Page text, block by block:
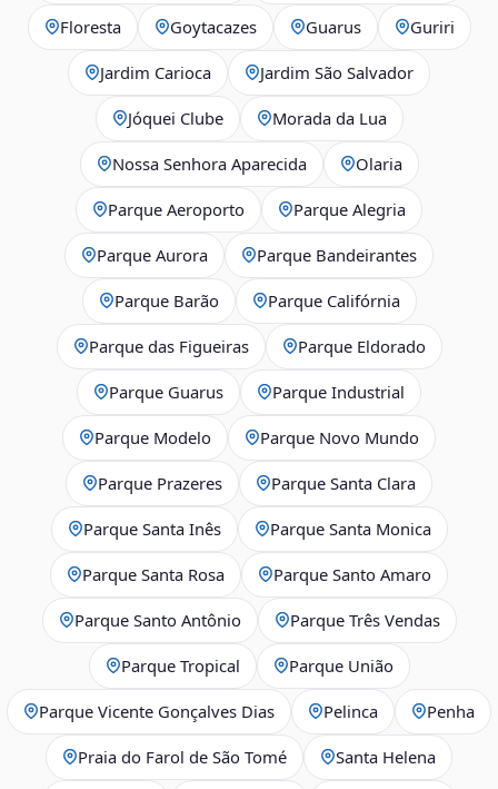
Floresta Goytacazes Guarus Guriri
Jardim Carioca Jardim São Salvador
Jóquei Clube Morada da Lua
Nossa Senhora Aparecida Olaria
Parque Aeroporto Parque Alegria
Parque Aurora Parque Bandeirantes
Parque Barão Parque Califórnia
Parque das Figueiras Parque Eldorado
Parque Guarus Parque Industrial
Parque Modelo Parque Novo Mundo
Parque Prazeres Parque Santa Clara
Parque Santa Inês Parque Santa Monica
Parque Santa Rosa Parque Santo Amaro
Parque Santo Antônio Parque Três Vendas
Parque Tropical Parque União
Parque Vicente Gonçalves Dias Pelinca Penha
Praia do Farol de São Tomé Santa Helena